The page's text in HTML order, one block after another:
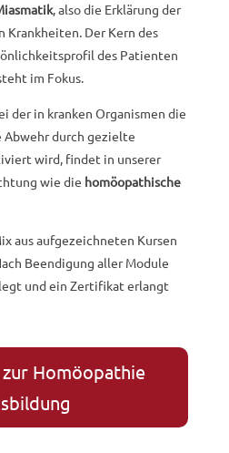
, also die Erklärung der
Krankheiten. Der Kern des
des Patienten
im Fokus.
der in kranken Organismen die
durch gezielte
wird, findet in unserer
wie die homöopathische
aus aufgezeichneten Kursen
Beendigung aller Module
und ein Zertifikat erlangt
Homöopathie